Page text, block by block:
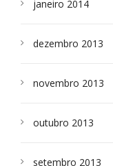
janeiro 2014
dezembro 2013
novembro 2013
outubro 2013
setembro 2013